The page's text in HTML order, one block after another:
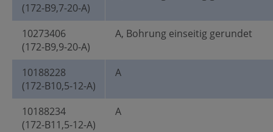
(172-B9,7-20-A)
10273406
(172-B9,9-20-A)
A, Bohrung einseitig gerundet
10188228
(172-B10,5-12-A)
A
10188234
(172-B11,5-12-A)
A